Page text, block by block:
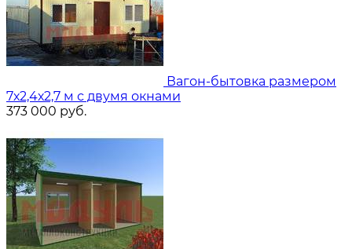
Вагон-бытовка размером
7х2,4х2,7 м с двумя окнами
373 000 руб.